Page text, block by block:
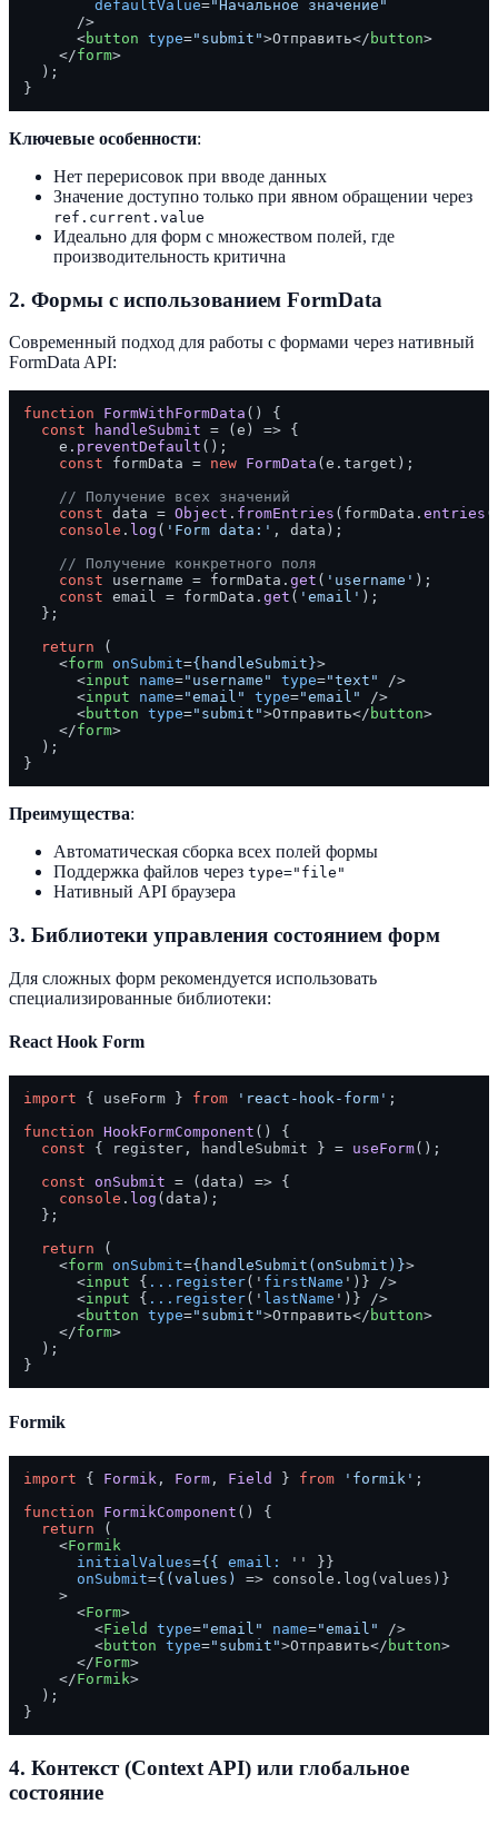
defaultValue="Начальное значение"
      />
<button type="submit">Отправить</ button>
</form>
  );
Ключевые особенности:
Нет перерисовок при вводе данных
Значение доступно только при явном обращении через
ref.current.value
Идеально для форм с множеством полей, где
производительность критична
2. Формы с использованием FormData
Современный подход для работы с формами через нативный
FormData API:
function FormWithFormData ( ) {
const
handleSubmit = ( e ) => {
    e.
preventDefault ();
const formData = new FormData (e. target );
// Получение всех значений
const data = Object . fromEntries (formData. entries
console . log ( 'Form data:' , data);
// Получение конкретного поля
const username = formData. get ( 'username' );
const email = formData. get ( 'email' );
  };
return (
<form onSubmit={handleSubmit}>
<input name="username" type="text"
/>
<input name="email" type="email"
/>
<button type="submit">Отправить</ button>
</form>
  );
Преимущества:
Автоматическая сборка всех полей формы
Поддержка файлов через type="file"
Нативный API браузера
3. Библиотеки управления состоянием форм
Для сложных форм рекомендуется использовать
специализированные библиотеки:
React Hook Form
import { useForm } from 'react-hook-form' ;
function HookFormComponent ( ) {
const { register, handleSubmit } = useForm();
const
onSubmit = ( data ) => {
console . log (data);
  };
return (
<form onSubmit={handleSubmit(onSubmit)}>
<input { ...register(' firstName ')} />
<input { ...register(' lastName ')} />
<button type="submit">Отправить</ button>
</form>
  );
Formik
import { Formik , Form , Field } from 'formik' ;
function
FormikComponent ( ) {
return (
<Formik
initialValues={{ email:
'' }}
onSubmit={(values) => console.log(values)}
    >
<Form>
<Field type="email" name="email"
/>
<button type="submit">Отправить</ button>
</Form>
</Formik>
  );
4. Контекст (Context API) или глобальное
состояние